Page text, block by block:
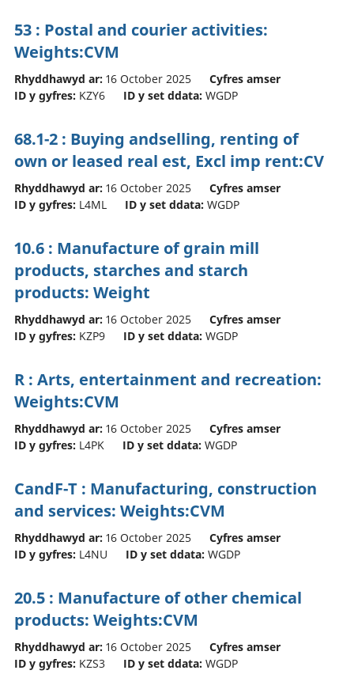
53 : Postal and courier activities:
Weights:CVM
Rhyddhawyd ar: 16 October 2025
Cyfres amser
ID y gyfres: KZY6 ID y set ddata: WGDP
68.1-2 : Buying andselling, renting of
own or leased real est, Excl imp rent:CV
Rhyddhawyd ar: 16 October 2025
Cyfres amser
ID y gyfres: L4ML ID y set ddata: WGDP
10.6 : Manufacture of grain mill
products, starches and starch
products: Weight
Rhyddhawyd ar: 16 October 2025
Cyfres amser
ID y gyfres: KZP9 ID y set ddata: WGDP
R : Arts, entertainment and recreation:
Weights:CVM
Rhyddhawyd ar: 16 October 2025
Cyfres amser
ID y gyfres: L4PK ID y set ddata: WGDP
CandF-T : Manufacturing, construction
and services: Weights:CVM
Rhyddhawyd ar: 16 October 2025
Cyfres amser
ID y gyfres: L4NU ID y set ddata: WGDP
20.5 : Manufacture of other chemical
products: Weights:CVM
Rhyddhawyd ar: 16 October 2025
Cyfres amser
ID y gyfres: KZS3 ID y set ddata: WGDP